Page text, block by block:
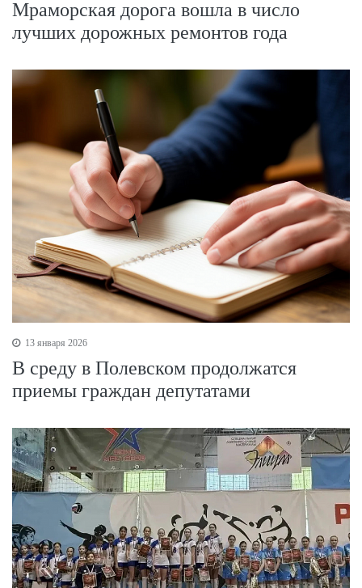
Мраморская дорога вошла в число
лучших дорожных ремонтов года
13 января 2026
В среду в Полевском продолжатся
приемы граждан депутатами